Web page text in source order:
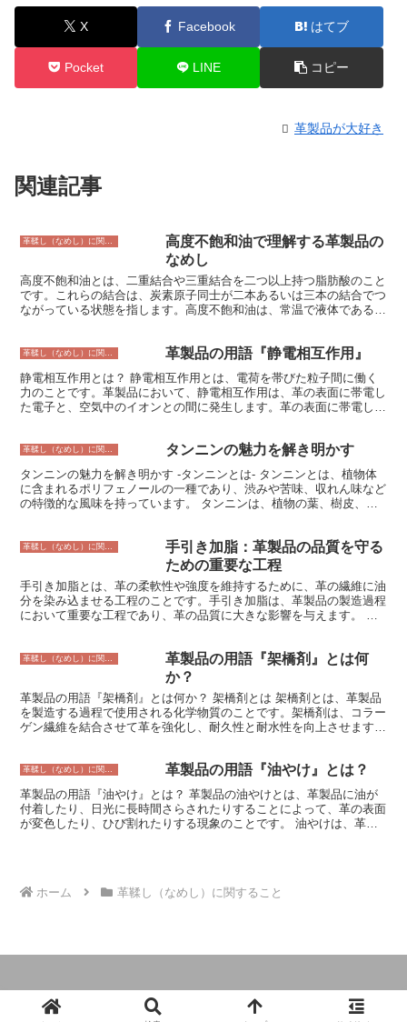
X Facebook はてブ
Pocket LINE コピー
革製品が大好き
関連記事
高度不飽和油で理解する革製品の
なめし
高度不飽和油とは、二重結合や三重結合を二つ以上持つ脂肪酸のこと
です。これらの結合は、炭素原子同士が二本あるいは三本の結合でつ
ながっている状態を指します。高度不飽和油は、常温で液体であるこ
アマニ油、クルミ油、亜麻仁油、大豆油、ひまわり油などが挙げられ
脂肪酸を多く含んでいます。必須脂肪酸とは、体内で生成できないた
め、食事から摂取する必要がある脂肪酸のことです。必須脂肪酸は、
細胞膜の構成や、血液の凝固、炎症反応などに関わっています。 高
反応しやすいため、時間が経つにつれて品質が劣化してしまいます。
そのため、高度不飽和油は、冷暗所に保存し、開封後は早めに使い切
るようにしましょう。
革製品の用語『静電相互作用』
静電相互作用とは？ 静電相互作用とは、電荷を帯びた粒子間に働く
力のことです。革製品において、静電相互作用は、革の表面に帯電し
た電子と、空気中のイオンとの間に発生します。革の表面に帯電した
気中のイオンとの間に静電気が発生します。静電気が発生すると、革
なったりします。また、静電気が発生すると、革製品の表面が傷つき
やすくなったり、革製品の寿命が短くなったりすることもあります。
革鞣し（なめし）に関すること タンニンの魅力を解き明かす
タンニンの魅力を解き明かす -タンニンとは- タンニンとは、植物体
に含まれるポリフェノールの一種であり、渋みや苦味、収れん味など
の特徴的な風味を持っています。 タンニンは、植物の葉、樹皮、果
外線から保護したりする役割があります。また、タンニンは、植物の
成長を調節したり、果実の熟成を促進したりする役割も担っていま
合性タンニンに大別されます。加水分解性タンニンは、水に溶けやす
く、簡単に分解されるタンニンです。一方、縮合性タンニンは、水に
溶けにくく、分解されにくいタンニンです。タンニンは、その性質に
手引き加脂：革製品の品質を守る
ための重要な工程
手引き加脂とは、革の柔軟性や強度を維持するために、革の繊維に油
分を染み込ませる工程のことです。手引き加脂は、革製品の製造過程
において重要な工程であり、革の品質に大きな影響を与えます。 手
後、革を乾燥させます。油分を含んだ薬剤には、動物性油脂、植物性
油脂、鉱物油脂などがあります。 手引き加脂を行うことで、革は柔
軟性と強度が向上し、耐久性が高まります。また、手引き加脂によっ
て、革は防水性や防汚性も向上します。 手引き加脂は、革製品の品
質を守るために不可欠な工程です。手引き加脂を行うことで、革製品
は長期間にわたって使用することができ、革製品本来の美しさを楽し
革製品の用語『架橋剤』とは何
か？
革製品の用語『架橋剤』とは何か？ 架橋剤とは 架橋剤とは、革製品
を製造する過程で使用される化学物質のことです。架橋剤は、コラー
ゲン繊維を結合させて革を強化し、耐久性と耐水性を向上させます。
し、アルミニウムなめしなど、さまざまな方法があります。架橋剤
革鞣し（なめし）に関すること 革製品の用語『油やけ』とは？
革製品の用語『油やけ』とは？ 革製品の油やけとは、革製品に油が
付着したり、日光に長時間さらされたりすることによって、革の表面
が変色したり、ひび割れたりする現象のことです。 油やけは、革製
射日光に長時間さらすと、革の表面が日焼けして変色したり、ひび割
ホーム 革鞣し（なめし）に関すること
© 2024 革製品とオーダーのガイドブック.